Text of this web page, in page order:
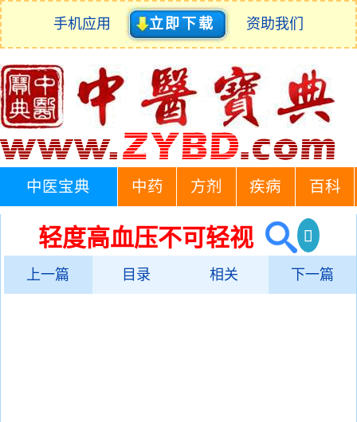
手机应用 立即下载 资助我们
中医宝典 中药 方剂 疾病 百科
轻度高血压不可轻视
上一篇 目录 相关 下一篇